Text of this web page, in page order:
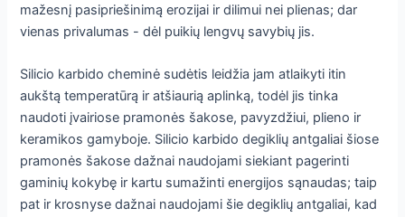
mažesnį pasipriešinimą erozijai ir dilimui nei plienas; dar
vienas privalumas - dėl puikių lengvų savybių jis.
Silicio karbido cheminė sudėtis leidžia jam atlaikyti itin
aukštą temperatūrą ir atšiaurią aplinką, todėl jis tinka
naudoti įvairiose pramonės šakose, pavyzdžiui, plieno ir
keramikos gamyboje. Silicio karbido degiklių antgaliai šiose
pramonės šakose dažnai naudojami siekiant pagerinti
gaminių kokybę ir kartu sumažinti energijos sąnaudas; taip
pat ir krosnyse dažnai naudojami šie degiklių antgaliai, kad